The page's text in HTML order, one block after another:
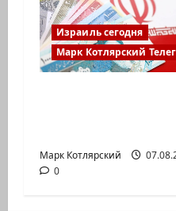
Израиль сегодня
Марк Котлярский
Марк Котлярский
0